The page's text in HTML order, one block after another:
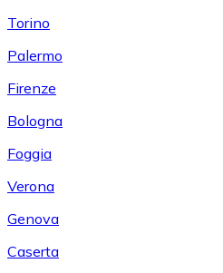
Torino
Palermo
Firenze
Bologna
Foggia
Verona
Genova
Caserta